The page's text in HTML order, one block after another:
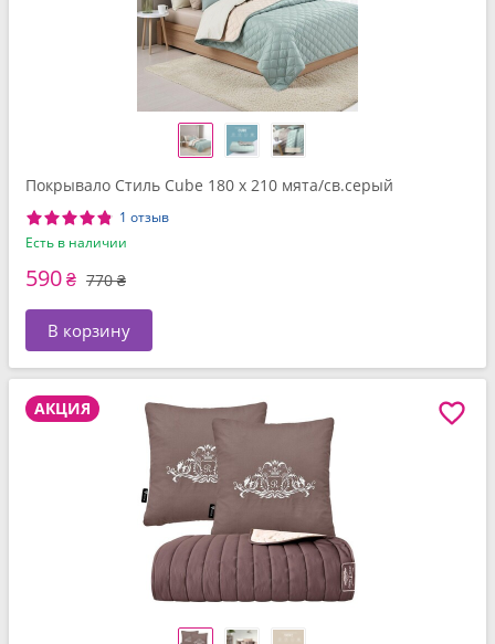
Покрывало Стиль Cube 180 x 210 мята/св.серый
1 отзыв
Есть в наличии
590₴ 770 ₴
В корзину
АКЦИЯ